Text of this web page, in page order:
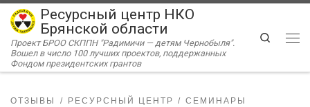
Перейти к содержимому
Ресурсный центр НКО
Брянской области
Проект БРОО СКППН "Радимичи — детям Чернобыля".
Вошел в число 100 лучших проектов, поддержанных
Фондом президентских грантов
Search
ОТЗЫВЫ РЕСУРСНЫЙ ЦЕНТР СЕМИНАРЫ